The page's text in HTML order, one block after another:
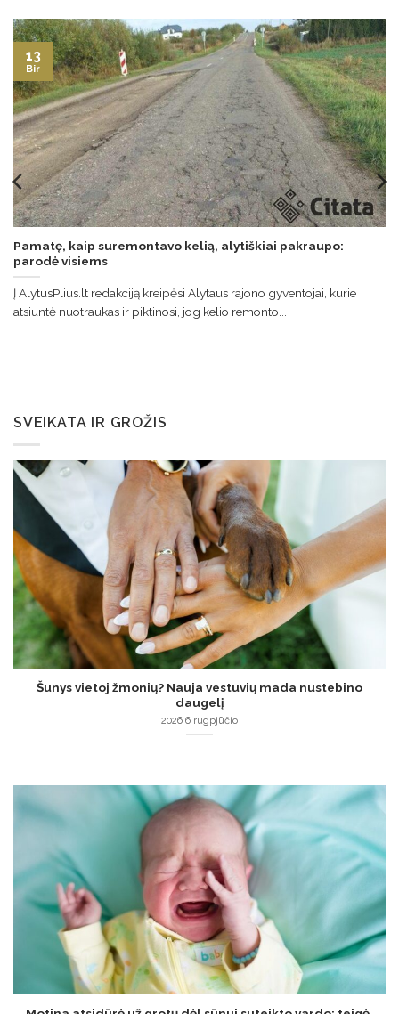
Pamatę, kaip suremontavo kelią, alytiškiai pakraupo:
parodė visiems
Į AlytusPlius.lt redakciją kreipėsi Alytaus rajono gyventojai, kurie
atsiuntė nuotraukas ir piktinosi, jog kelio remonto...
13
Bir
SVEIKATA IR GROŽIS
Šunys vietoj žmonių? Nauja vestuvių mada nustebino
daugelį
2026 6 rugpjūčio